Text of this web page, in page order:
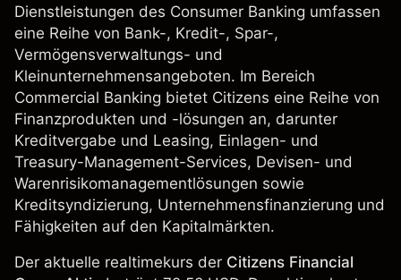
Dienstleistungen des Consumer Banking umfassen
eine Reihe von Bank-, Kredit-, Spar-,
Vermögensverwaltungs- und
Kleinunternehmensangeboten. Im Bereich
Commercial Banking bietet Citizens eine Reihe von
Finanzprodukten und -lösungen an, darunter
Kreditvergabe und Leasing, Einlagen- und
Treasury-Management-Services, Devisen- und
Warenrisikomanagementlösungen sowie
Kreditsyndizierung, Unternehmensfinanzierung und
Fähigkeiten auf den Kapitalmärkten.
Der aktuelle realtimekurs der Citizens Financial